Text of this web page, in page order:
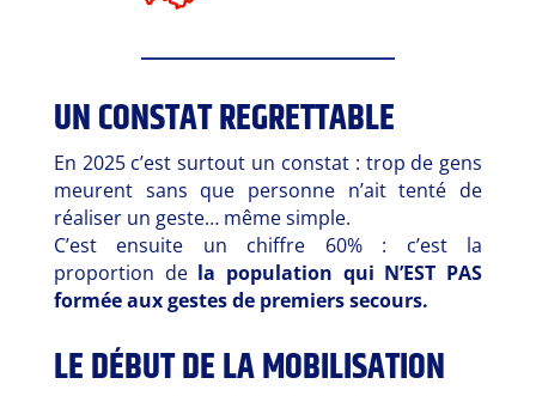
UN CONSTAT REGRETTABLE
En 2025 c’est surtout un constat : trop de gens
meurent sans que personne n’ait tenté de
réaliser un geste… même simple.
C’est ensuite un chiffre 60% : c’est la
proportion de la population qui N’EST PAS
formée aux gestes de premiers secours.
LE DÉBUT DE LA MOBILISATION